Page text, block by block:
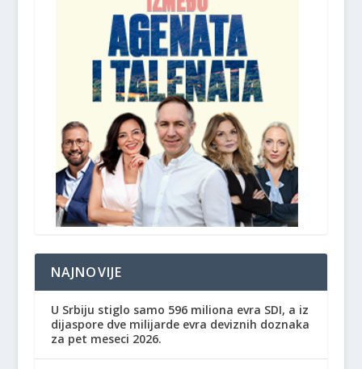
NAJNOVIJE
U Srbiju stiglo samo 596 miliona evra SDI, a iz
dijaspore dve milijarde evra deviznih doznaka
za pet meseci 2026.